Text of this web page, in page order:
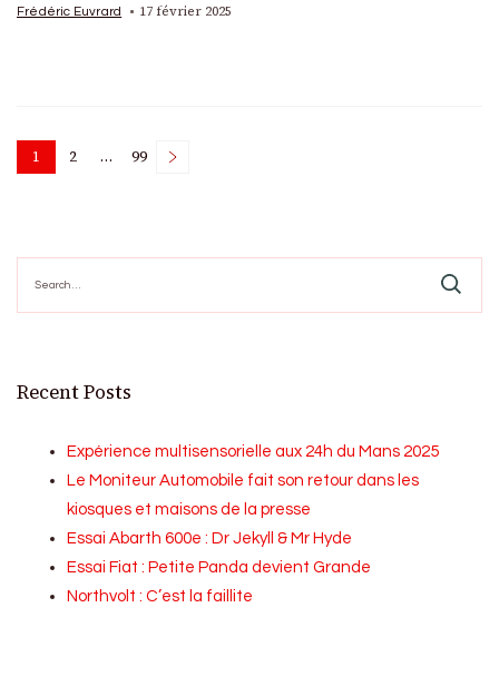
Frédéric Euvrard 17 février 2025
Posts
Page
1 Page
2 … Page
99
for:
Recent Posts
Expérience multisensorielle aux 24h du Mans 2025
Le Moniteur Automobile fait son retour dans les
kiosques et maisons de la presse
Essai Abarth 600e : Dr Jekyll & Mr Hyde
Essai Fiat : Petite Panda devient Grande
Northvolt : C’est la faillite